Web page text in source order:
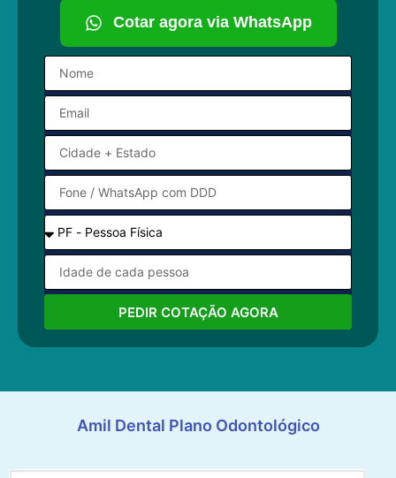
Cotar agora via WhatsApp
PEDIR COTAÇÃO AGORA
Amil Dental Plano Odontológico